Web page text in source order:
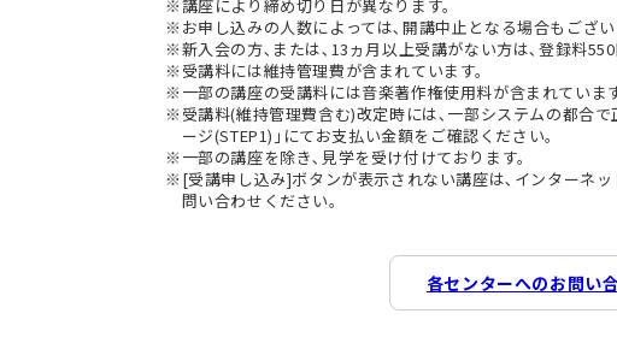
講座により締め切り日が異なります。
お申し込みの人数によっては､開講中止となる場合もござい
新入会の方､または､13ヵ月以上受講がない方は､登録料
受講料には維持管理費が含まれています。
一部の講座の受講料には音楽著作権使用料が含まれています
受講料(維持管理費含む)改定時には､一部システムの都合
ージ(STEP1)｣にてお支払い金額をご確認ください。
一部の講座を除き､見学を受け付けております。
[受講申し込み]ボタンが表示されない講座は､インターネ
問い合わせください。
各センターへのお問い